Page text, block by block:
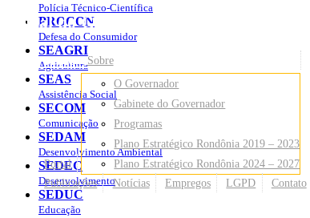
Portal do Governo do
Governode Rondônia
Portal
Sobre
O Governador
Gabinete do Governador
Programas
Plano Estratégico Rondônia 2019 – 2023
Plano Estratégico Rondônia 2024 – 2027
Publicações
Notícias Empregos LGPD Contato
Polícia Técnico-Científica
PROCON
Defesa do Consumidor
SEAGRI
Agricultura
SEAS
Assistência Social
SECOM
Comunicação
SEDAM
Desenvolvimento Ambiental
SEDEC
Desenvolvimento
SEDUC
Educação